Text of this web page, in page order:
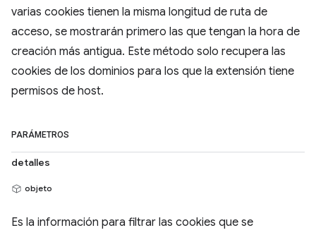
varias cookies tienen la misma longitud de ruta de
acceso, se mostrarán primero las que tengan la hora de
creación más antigua. Este método solo recupera las
cookies de los dominios para los que la extensión tiene
permisos de host.
PARÁMETROS
detalles
objeto
Es la información para filtrar las cookies que se